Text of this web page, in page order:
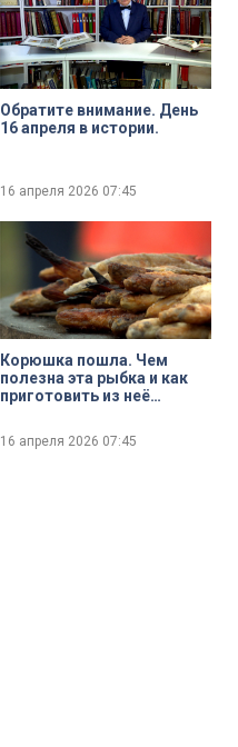
Обратите внимание. День
16 апреля в истории.
16 апреля 2026 07:45
Корюшка пошла. Чем
полезна эта рыбка и как
приготовить из неё
оригинальное блюдо
16 апреля 2026 07:45